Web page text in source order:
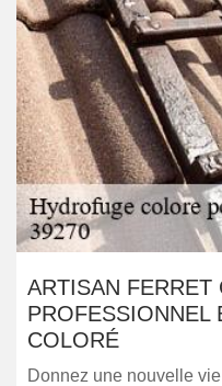
ARTISAN FERRET
PROFESSIONNEL
COLORÉ
Donnez une nouvelle